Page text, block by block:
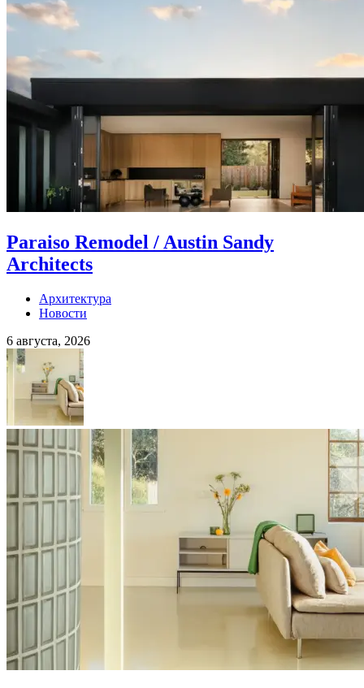
Paraiso Remodel / Austin Sandy
Architects
Архитектура
Новости
6 августа, 2026